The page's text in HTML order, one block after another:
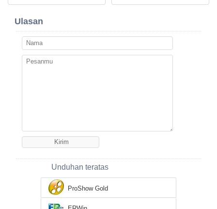
Ulasan
Unduhan teratas
ProShow Gold